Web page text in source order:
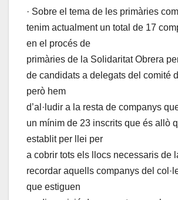
· Sobre el tema de les primàries
tenim actualment un total de 17
en el procés de
primàries de la Solidaritat Obrera
de candidats a delegats del comité
però hem
d’al·ludir a la resta de companys
un mínim de 23 inscrits que és allò
establit per llei per
a cobrir tots els llocs necessaris de
recordar aquells companys del
que estiguen